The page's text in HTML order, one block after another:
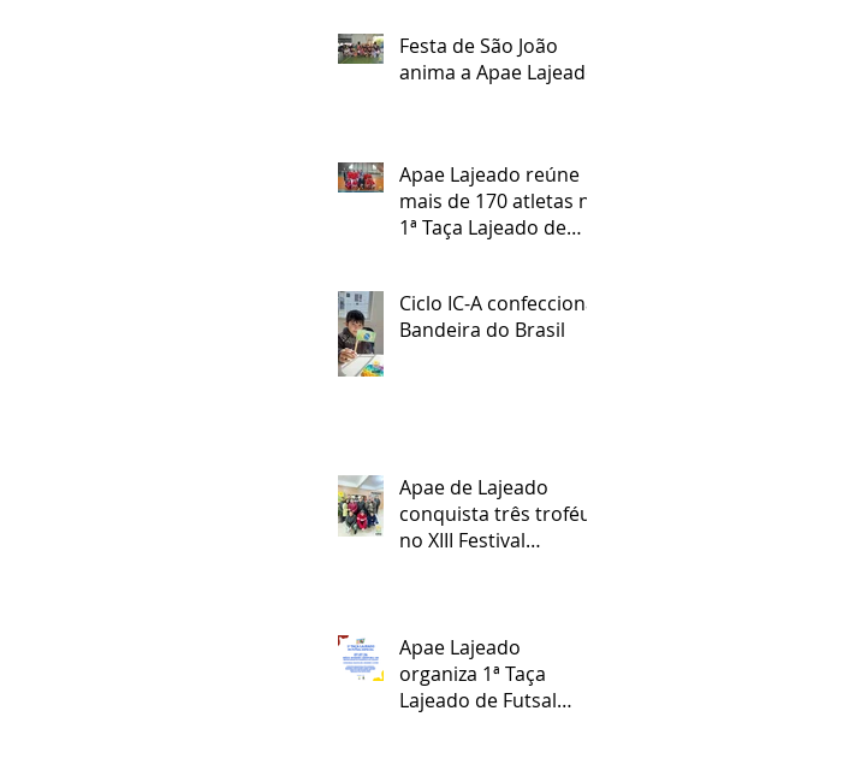
Festa de São João
anima a Apae Lajeado
Apae Lajeado reúne
mais de 170 atletas na
1ª Taça Lajeado de
Ciclo IC-A confecciona
Bandeira do Brasil
Apae de Lajeado
conquista três troféus
no XIII Festival
Apae Lajeado
organiza 1ª Taça
Lajeado de Futsal